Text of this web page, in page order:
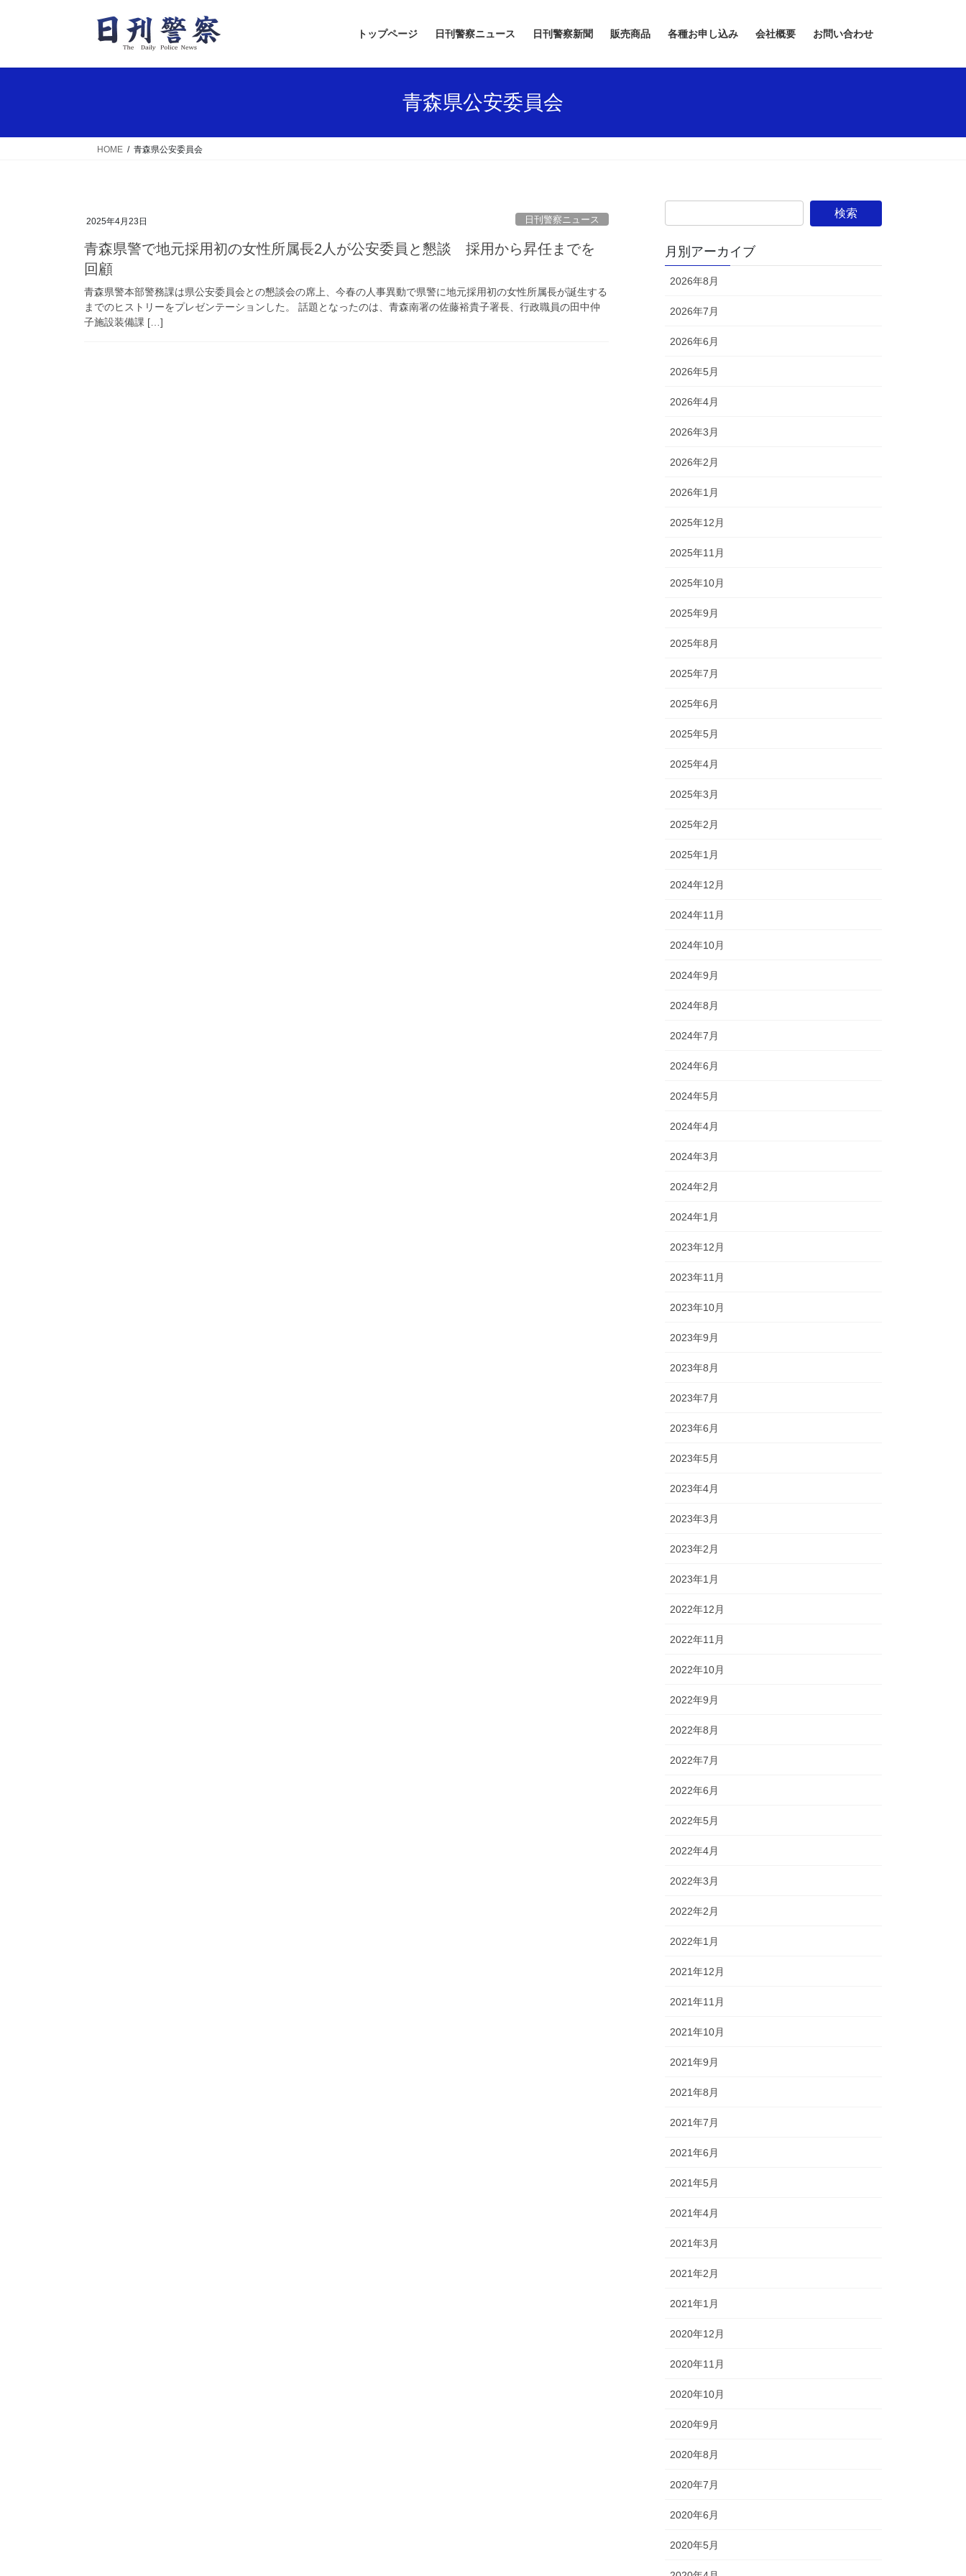
トップページ 日刊警察ニュース 日刊警察新聞 販売商品 各種お申し込み 会社概要 お問い合わせ
青森県公安委員会
HOME 青森県公安委員会
2025年4月23日 日刊警察ニュース
青森県警で地元採用初の女性所属長2人が公安委員と懇談 採用から昇任までを
回顧
青森県警本部警務課は県公安委員会との懇談会の席上、今春の人事異動で県警に地元採用初の女性所属長が誕生する
までのヒストリーをプレゼンテーションした。 話題となったのは、青森南署の佐藤裕貴子署長、行政職員の田中仲
子施設装備課 […]
月別アーカイブ
2026年8月
2026年7月
2026年6月
2026年5月
2026年4月
2026年3月
2026年2月
2026年1月
2025年12月
2025年11月
2025年10月
2025年9月
2025年8月
2025年7月
2025年6月
2025年5月
2025年4月
2025年3月
2025年2月
2025年1月
2024年12月
2024年11月
2024年10月
2024年9月
2024年8月
2024年7月
2024年6月
2024年5月
2024年4月
2024年3月
2024年2月
2024年1月
2023年12月
2023年11月
2023年10月
2023年9月
2023年8月
2023年7月
2023年6月
2023年5月
2023年4月
2023年3月
2023年2月
2023年1月
2022年12月
2022年11月
2022年10月
2022年9月
2022年8月
2022年7月
2022年6月
2022年5月
2022年4月
2022年3月
2022年2月
2022年1月
2021年12月
2021年11月
2021年10月
2021年9月
2021年8月
2021年7月
2021年6月
2021年5月
2021年4月
2021年3月
2021年2月
2021年1月
2020年12月
2020年11月
2020年10月
2020年9月
2020年8月
2020年7月
2020年6月
2020年5月